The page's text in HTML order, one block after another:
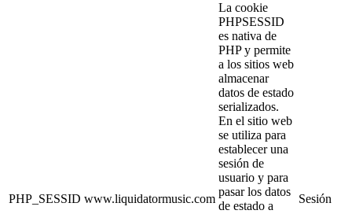
PHP_SESSID www.liquidatormusic.com
La cookie
PHPSESSID
es nativa de
PHP y permite
a los sitios web
almacenar
datos de estado
serializados.
En el sitio web
se utiliza para
establecer una
sesión de
usuario y para
pasar los datos
de estado a
Sesión